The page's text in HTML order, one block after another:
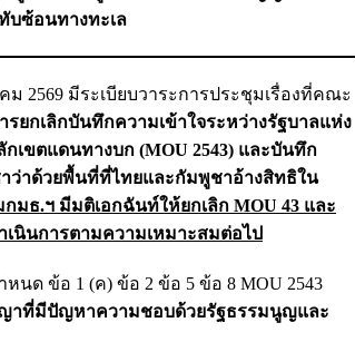
บซ้อนทางทะเล
2569 มีระเบียบวาระการประชุมเรื่องที่คณะ
รยกเลิกบันทึกความเข้าใจระหว่างรัฐบาลแห่ง
ขตแดนทางบก (MOU 2543) และบันทึก
ว่าด้วยพื้นที่ที่ไทยและกัมพูชาอ้างสิทธิใน
มธ.ฯ มีมติเอกฉันท์ให้ยกเลิก MOU 43 และ
นินการตามความเหมาะสมต่อไป
นด ข้อ 1 (ค) ข้อ 2 ข้อ 5 ข้อ 8 MOU 2543
าที่มีปัญหาความชอบด้วยรัฐธรรมนูญและ